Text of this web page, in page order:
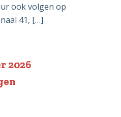
ook volgen op
41, […]
2026